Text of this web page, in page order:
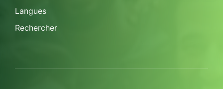
Langues
Rechercher